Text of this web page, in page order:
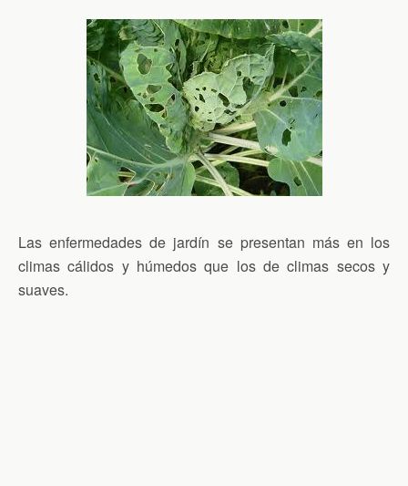
Las enfermedades de jardín se presentan más en los
climas cálidos y húmedos que los de climas secos y
suaves.